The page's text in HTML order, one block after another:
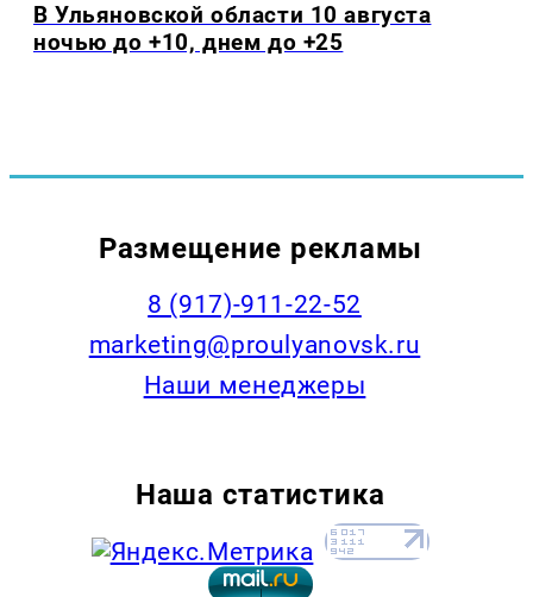
В Ульяновской области 10 августа
ночью до +10, днем до +25
Размещение рекламы
8 (917)-911-22-52
marketing@proulyanovsk.ru
Наши менеджеры
Наша статистика